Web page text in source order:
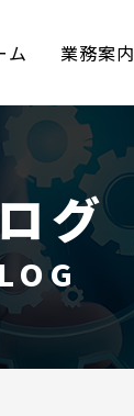
ム 業務案内
グ